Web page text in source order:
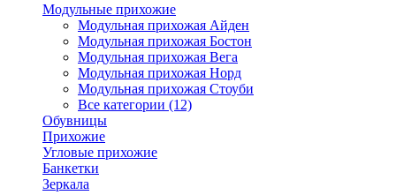
Модульные прихожие
Модульная прихожая Айден
Модульная прихожая Бостон
Модульная прихожая Вега
Модульная прихожая Норд
Модульная прихожая Стоуби
Все категории (12)
Обувницы
Прихожие
Угловые прихожие
Банкетки
Зеркала